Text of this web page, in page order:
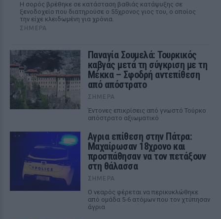
Η σορός βρέθηκε σε κατάσταση βαθιάς κατάψυξης σε
ξενοδοχείο που διατηρούσε ο 55χρονος γιος του, ο οποίος
την είχε κλειδωμένη για χρόνια.
ΣΉΜΕΡΑ
Παναγία Σουμελά: Τουρκικός
καβγάς μετά τη σύγκριση με τη
Μέκκα – Σφοδρή αντεπίθεση
από απόστρατο
ΣΉΜΕΡΑ
Έντονες επικρίσεις από γνωστό Τούρκο
απόστρατο αξιωματικό
Αγρια επίθεση στην Πάτρα:
Μαχαίρωσαν 18χρονο και
προσπάθησαν να τον πετάξουν
στη θάλασσα
ΣΉΜΕΡΑ
Ο νεαρός φέρεται να περικυκλώθηκε
από ομάδα 5-6 ατόμων που τον χτύπησαν
άγρια